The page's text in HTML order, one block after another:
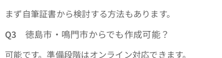
まず自筆証書から検討する方法もあります。
Q3 徳島市・鳴門市からでも作成可能？
可能です。準備段階はオンライン対応できます。